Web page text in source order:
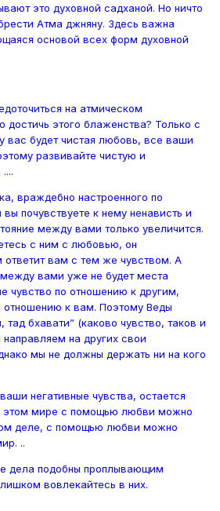
это духовной садханой. Но ничто
Атма джняну. Здесь важна
основой всех форм духовной
на атмическом
этого блаженства? Только с
будет чистая любовь, все ваши
развивайте чистую и
враждебно настроенного по
почувствуете к нему ненависть и
между вами только увеличится.
с ним с любовью, он
ответит вам с тем же чувством. А
вами уже не будет места
чувство по отношению к другим,
отношению к вам. Поэтому Веды
бхавати” (каково чувство, таков и
направляем на других свои
мы не должны держать ни на кого
негативные чувства, остается
этом мире с помощью любви можно
деле, с помощью любви можно
..
дела подобны проплывающим
вовлекайтесь в них.